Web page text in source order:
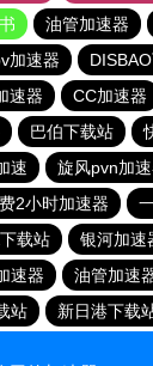
油管加速器
加速器
速器 CC加速器
巴伯下载站
速 旋风pvn加
2小时加速器
载站 银河加速
速器
油管加速
站 新日港下载